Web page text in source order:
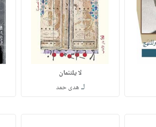
لا يلتئمان
لـ هدى حمد